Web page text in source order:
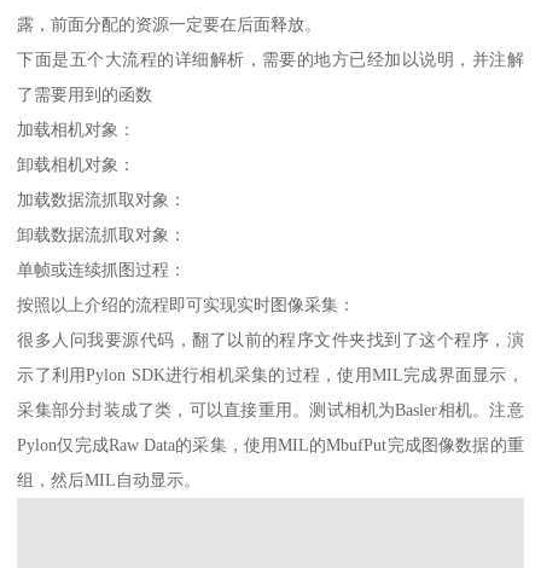
露，前面分配的资源一定要在后面释放。
下面是五个大流程的详细解析，需要的地方已经加以说明，并注解
了需要用到的函数
加载相机对象：
卸载相机对象：
加载数据流抓取对象：
卸载数据流抓取对象：
单帧或连续抓图过程：
按照以上介绍的流程即可实现实时图像采集：
很多人问我要源代码，翻了以前的程序文件夹找到了这个程序，演
示了利用Pylon SDK进行相机采集的过程，使用MIL完成界面显示，
采集部分封装成了类，可以直接重用。测试相机为Basler相机。注意
Pylon仅完成Raw Data的采集，使用MIL的MbufPut完成图像数据的重
组，然后MIL自动显示。